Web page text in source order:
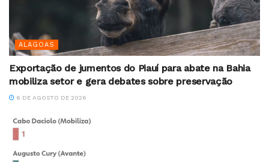
ALAGOAS
Exportação de jumentos do Piauí para abate na Bahia
mobiliza setor e gera debates sobre preservação
6 DE AGOSTO DE 2026